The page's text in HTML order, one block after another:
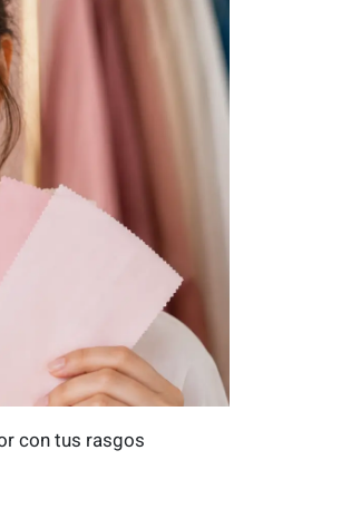
con tus rasgos